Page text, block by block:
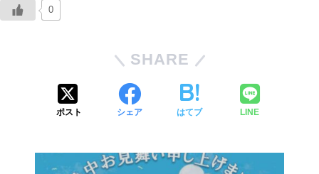
0
SHARE
ポスト シェア はてブ LINE